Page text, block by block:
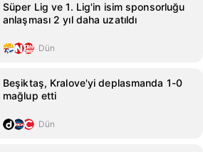
Süper Lig ve 1. Lig'in isim sponsorluğu
anlaşması 2 yıl daha uzatıldı
Dün
Beşiktaş, Kralove'yi deplasmanda 1-0
mağlup etti
Dün